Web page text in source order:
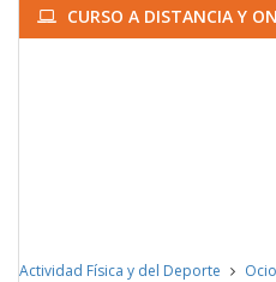
CURSO A DISTANCIA Y
Actividad Física y del Deporte